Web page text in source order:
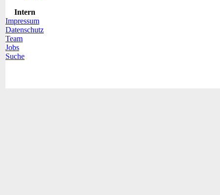
Intern
Impressum
Datenschutz
Team
Jobs
Suche